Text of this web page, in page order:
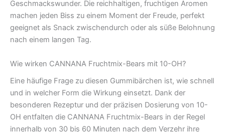
Geschmackswunder. Die reichhaltigen, fruchtigen Aromen
machen jeden Biss zu einem Moment der Freude, perfekt
geeignet als Snack zwischendurch oder als süße Belohnung
nach einem langen Tag.
Wie wirken CANNANA Fruchtmix-Bears mit 10-OH?
Eine häufige Frage zu diesen Gummibärchen ist, wie schnell
und in welcher Form die Wirkung einsetzt. Dank der
besonderen Rezeptur und der präzisen Dosierung von 10-
OH entfalten die CANNANA Fruchtmix-Bears in der Regel
innerhalb von 30 bis 60 Minuten nach dem Verzehr ihre